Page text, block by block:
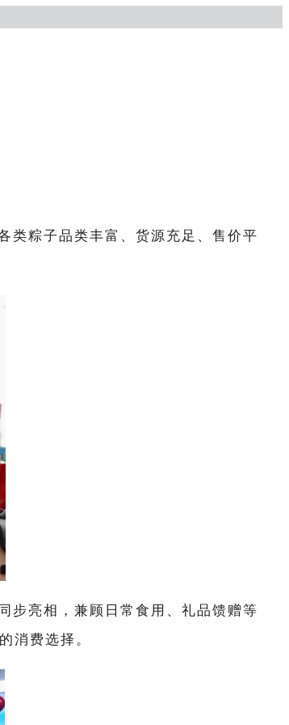
类粽子品类丰富、货源充足、售价平
步亮相，兼顾日常食用、礼品馈赠等
消费选择。